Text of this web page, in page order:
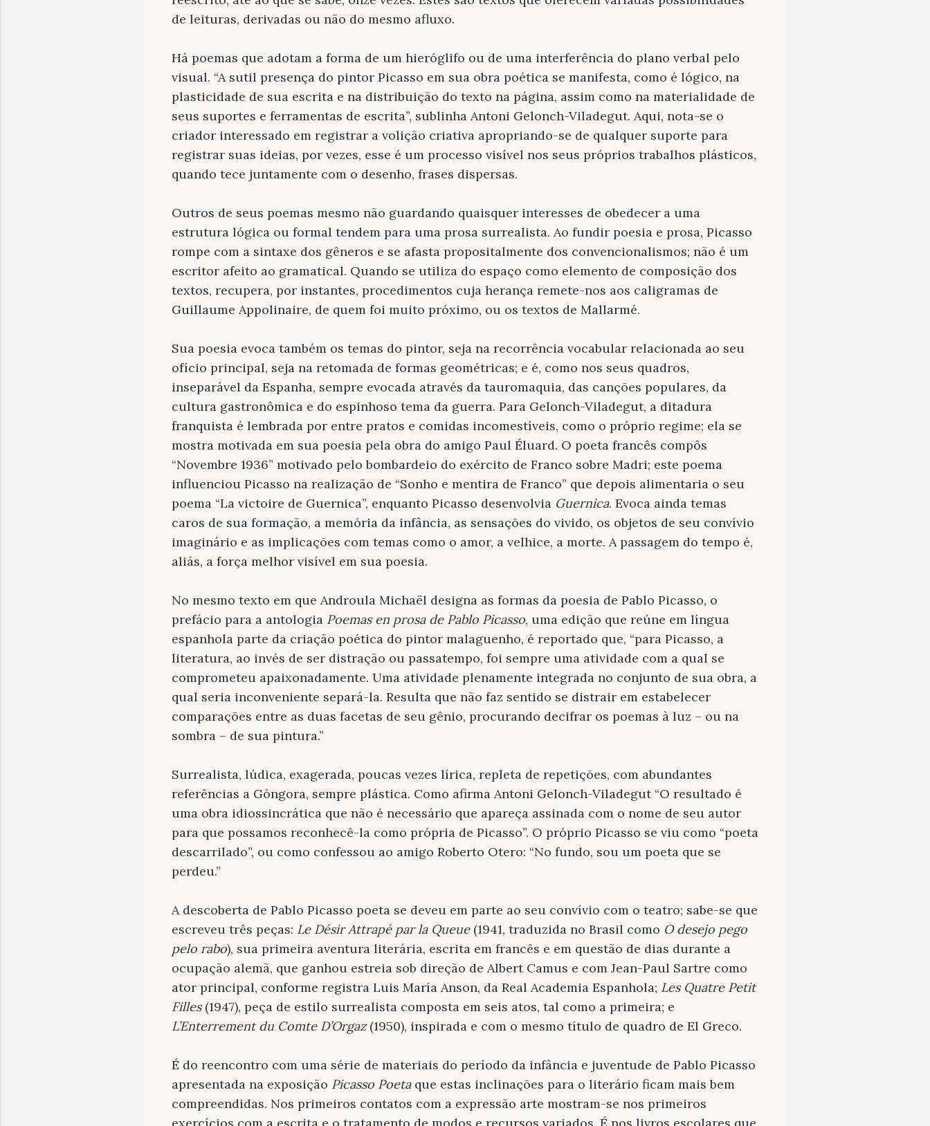
de leituras, derivadas ou não do mesmo afluxo.
Há poemas que adotam a forma de um hieróglifo ou de uma interferência do plano verbal pelo
visual. “A sutil presença do pintor Picasso em sua obra poética se manifesta, como é lógico, na
plasticidade de sua escrita e na distribuição do texto na página, assim como na materialidade de
seus suportes e ferramentas de escrita”, sublinha Antoni Gelonch-Viladegut. Aqui, nota-se o
criador interessado em registrar a volição criativa apropriando-se de qualquer suporte para
registrar suas ideias, por vezes, esse é um processo visível nos seus próprios trabalhos plásticos,
quando tece juntamente com o desenho, frases dispersas.
Outros de seus poemas mesmo não guardando quaisquer interesses de obedecer a uma
estrutura lógica ou formal tendem para uma prosa surrealista. Ao fundir poesia e prosa, Picasso
rompe com a sintaxe dos gêneros e se afasta propositalmente dos convencionalismos; não é um
escritor afeito ao gramatical. Quando se utiliza do espaço como elemento de composição dos
textos, recupera, por instantes, procedimentos cuja herança remete-nos aos caligramas de
Guillaume Appolinaire, de quem foi muito próximo, ou os textos de Mallarmé.
Sua poesia evoca também os temas do pintor, seja na recorrência vocabular relacionada ao seu
ofício principal, seja na retomada de formas geométricas; e é, como nos seus quadros,
inseparável da Espanha, sempre evocada através da tauromaquia, das canções populares, da
cultura gastronômica e do espinhoso tema da guerra. Para Gelonch-Viladegut, a ditadura
franquista é lembrada por entre pratos e comidas incomestíveis, como o próprio regime; ela se
mostra motivada em sua poesia pela obra do amigo Paul Éluard. O poeta francês compôs
“Novembre 1936” motivado pelo bombardeio do exército de Franco sobre Madri; este poema
influenciou Picasso na realização de “Sonho e mentira de Franco” que depois alimentaria o seu
poema “La victoire de Guernica”, enquanto Picasso desenvolvia Guernica. Evoca ainda temas
caros de sua formação, a memória da infância, as sensações do vivido, os objetos de seu convívio
imaginário e as implicações com temas como o amor, a velhice, a morte. A passagem do tempo é,
aliás, a força melhor visível em sua poesia.
No mesmo texto em que Androula Michaël designa as formas da poesia de Pablo Picasso, o
prefácio para a antologia Poemas en prosa de Pablo Picasso, uma edição que reúne em língua
espanhola parte da criação poética do pintor malaguenho, é reportado que, “para Picasso, a
literatura, ao invés de ser distração ou passatempo, foi sempre uma atividade com a qual se
comprometeu apaixonadamente. Uma atividade plenamente integrada no conjunto de sua obra, a
qual seria inconveniente separá-la. Resulta que não faz sentido se distrair em estabelecer
comparações entre as duas facetas de seu gênio, procurando decifrar os poemas à luz – ou na
sombra – de sua pintura.”
Surrealista, lúdica, exagerada, poucas vezes lírica, repleta de repetições, com abundantes
referências a Góngora, sempre plástica. Como afirma Antoni Gelonch-Viladegut “O resultado é
uma obra idiossincrática que não é necessário que apareça assinada com o nome de seu autor
para que possamos reconhecê-la como própria de Picasso”. O próprio Picasso se viu como “poeta
descarrilado”, ou como confessou ao amigo Roberto Otero: “No fundo, sou um poeta que se
perdeu.”
A descoberta de Pablo Picasso poeta se deveu em parte ao seu convívio com o teatro; sabe-se que
escreveu três peças: Le Désir Attrapé par la Queue(1941, traduzida no Brasil como O desejo pego
pelo rabo), sua primeira aventura literária, escrita em francês e em questão de dias durante a
ocupação alemã, que ganhou estreia sob direção de Albert Camus e com Jean-Paul Sartre como
ator principal, conforme registra Luis María Anson, da Real Academia Espanhola; Les Quatre Petit
Filles(1947), peça de estilo surrealista composta em seis atos, tal como a primeira; e
L’Enterrement du Comte D’Orgaz(1950), inspirada e com o mesmo título de quadro de El Greco.
É do reencontro com uma série de materiais do período da infância e juventude de Pablo Picasso
apresentada na exposição Picasso Poetaque estas inclinações para o literário ficam mais bem
compreendidas. Nos primeiros contatos com a expressão arte mostram-se nos primeiros